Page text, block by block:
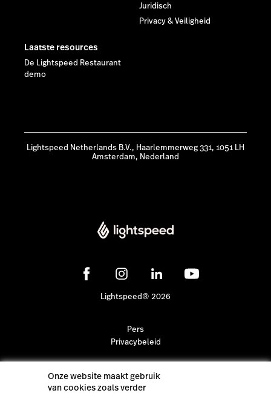
Juridisch
Privacy & Veiligheid
Laatste resources
De Lightspeed Restaurant
demo
Lightspeed Netherlands B.V., Haarlemmerweg 331, 1051 LH
Amsterdam, Nederland
Lightspeed® 2026
Pers
Privacybeleid
Onze website maakt gebruik
van cookies zoals verder